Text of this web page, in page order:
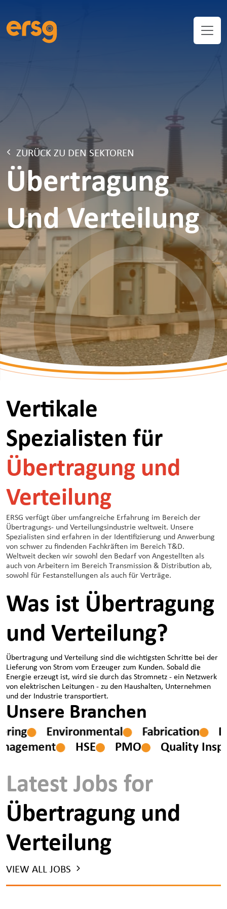
ZURÜCK ZU DEN SEKTOREN
Übertragung
Und Verteilung
Vertikale
Spezialisten für
Übertragung und
Verteilung
ERSG verfügt über umfangreiche Erfahrung im Bereich der
Übertragungs- und Verteilungsindustrie weltweit. Unsere
Spezialisten sind erfahren in der Identifizierung und Anwerbung
von schwer zu findenden Fachkräften im Bereich T&D.
Weltweit decken wir sowohl den Bedarf von Angestellten als
auch von Arbeitern im Bereich Transmission & Distribution ab,
sowohl für Festanstellungen als auch für Verträge.
Was ist Übertragung
und Verteilung?
Übertragung und Verteilung sind die wichtigsten Schritte bei der
Lieferung von Strom vom Erzeuger zum Kunden. Sobald die
Energie erzeugt ist, wird sie durch das Stromnetz - ein Netzwerk
von elektrischen Leitungen - zu den Haushalten, Unternehmen
und der Industrie transportiert.
Unsere Branchen
Environmental
Fabrication
HSE PMO Quality
Latest Jobs for
Übertragung und
Verteilung
VIEW ALL JOBS